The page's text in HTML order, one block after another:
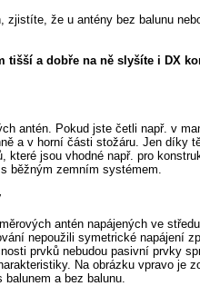
zjistíte, že u antény bez balunu
tišší a dobře na ně slyšíte i DX
antén. Pokud jste četli např. v
a v horní části stožáru. Jen
které jsou vhodné např. pro
běžným zemním systémem.
antén napájených ve
nepoužili symetrické napájení
prvků nebudou pasivní prvky
Na obrázku vpravo je
a bez balunu.